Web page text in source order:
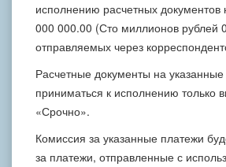
исполнению расчетных документов
000 000.00 (Сто миллионов рублей
отправляемых через
Расчетные документы на
приниматься к исполнению только
«Срочно».
Комиссия за указанные платежи
за платежи, отправленные с